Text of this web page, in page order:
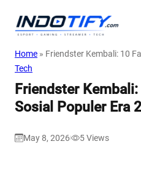
Home » Friendster Kembali: 10
Tech
Friendster
Sosial Populer Era
May 8, 2026 5Views